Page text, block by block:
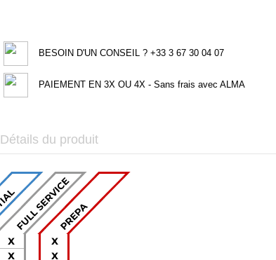
BESOIN D'UN CONSEIL ? +33 3 67 30 04 07
PAIEMENT EN 3X OU 4X - Sans frais avec ALMA
Détails du produit